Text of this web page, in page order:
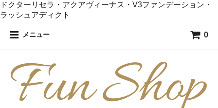
ドクターリセラ・アクアヴィーナス・V3ファンデーション・
ラッシュアディクト
メニュー 0